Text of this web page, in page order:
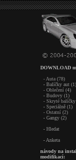
DOWNLOAD
- Auta (78)
- Balíčky aut (1)
- Oblečení (4)
- Budovy (1)
- Skryté
- Speciálně (1)
- Ostatní (2)
- Gangy (2)
- Hledat
- Anketa
návody na
modifikací: